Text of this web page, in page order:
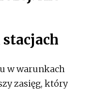
w warunkach
zasięg, który